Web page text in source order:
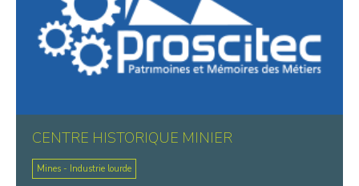
CENTRE HISTORIQUE MINIER
Mines - Industrie lourde